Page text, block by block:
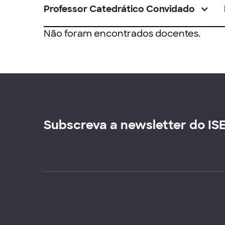
Professor Catedrático Convidado
Não foram encontrados docentes.
Subscreva a newsletter do